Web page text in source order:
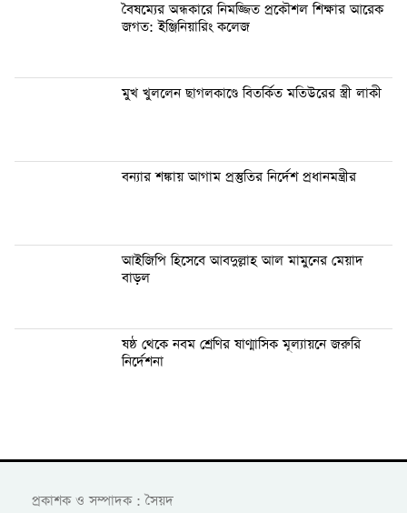
বৈষম্যের অন্ধকারে নিমজ্জিত প্রকৌশল শিক্ষার আরেক
জগত: ইঞ্জিনিয়ারিং কলেজ
মুখ খুললেন ছাগলকাণ্ডে বিতর্কিত মতিউরের স্ত্রী লাকী
বন্যার শঙ্কায় আগাম প্রস্তুতির নির্দেশ প্রধানমন্ত্রীর
আইজিপি হিসেবে আবদুল্লাহ আল মামুনের মেয়াদ
বাড়ল
ষষ্ঠ থেকে নবম শ্রেণির ষাণ্মাসিক মূল্যায়নে জরুরি
নির্দেশনা
প্রকাশক ও সম্পাদক : সৈয়দ